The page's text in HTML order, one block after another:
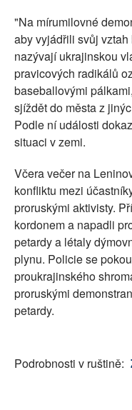
"Na mírumilovné
aby vyjádřili svůj
nazývají ukrajinskou
pravicových radikálů
baseballovými
sjíždět do města z
Podle ní události
situaci v zemi.
Včera večer na
konfliktu mezi
proruskými aktivisty.
kordonem a napadli
petardy a létaly
plynu. Policie se
proukrajinského
proruskými
petardy.
Podrobnosti v ruštině: